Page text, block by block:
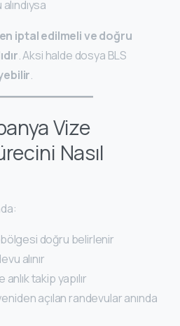
iptal edilmeli ve doğru
. Aksi halde dosya BLS
.
Vize
Nasıl
doğru belirlenir
alınır
takip yapılır
açılan randevular anında